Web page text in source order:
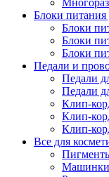
Блоки
Блоки
Блоки
Блоки
Педали и
Педали
Педали
Клип-
Клип-
Клип-
Все для
Машинки